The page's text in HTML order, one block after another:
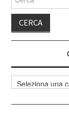
per:
Categorie
articoli